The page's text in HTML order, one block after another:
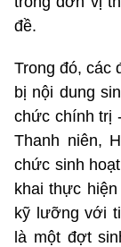
đề.
Trong đó, các
bị nội dung
chức chính trị
Thanh niên,
chức sinh
khai thực
kỹ lưỡng với
là một đợt